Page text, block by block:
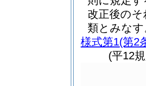
改正後の
類とみなす
様式第1(第2
(平12